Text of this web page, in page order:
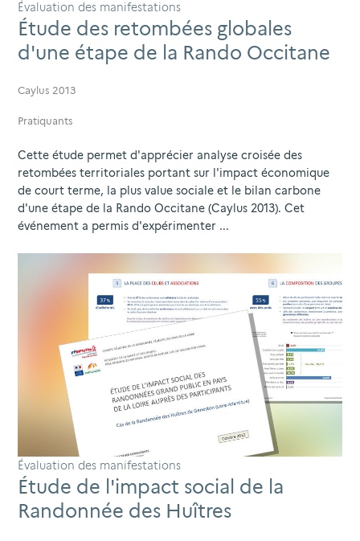
Évaluation des manifestations
Étude des retombées globales
d'une étape de la Rando Occitane
Caylus 2013
Pratiquants
Cette étude permet d'apprécier analyse croisée des
retombées territoriales portant sur l'impact économique
de court terme, la plus value sociale et le bilan carbone
d'une étape de la Rando Occitane (Caylus 2013). Cet
événement a permis d'expérimenter ...
Évaluation des manifestations
Étude de l'impact social de la
Randonnée des Huîtres